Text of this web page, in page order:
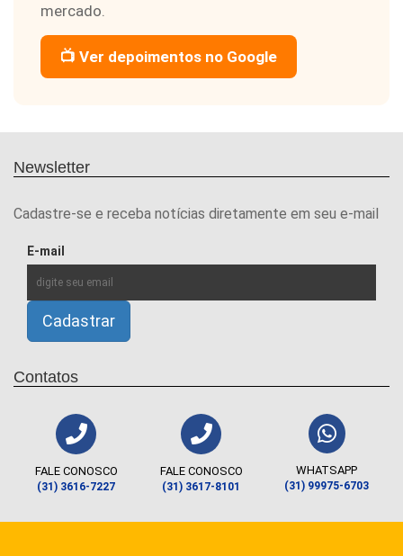
mercado.
📺 Ver depoimentos no Google
Newsletter
Cadastre-se e receba notícias diretamente em seu e-mail
E-mail
Contatos
FALE CONOSCO
(31) 3616-7227
FALE CONOSCO
(31) 3617-8101
WHATSAPP
(31) 99975-6703